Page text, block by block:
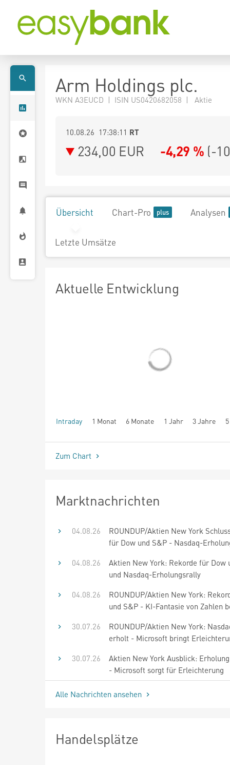
Arm Holdings plc.
WKN A3EUCD | ISIN US0420682058 | Aktie
10.08.26 17:38:11 RT
234,00 EUR -4,29 % (-
Übersicht Chart-Pro Analysen
Letzte Umsätze
Aktuelle Entwicklung
Intraday 1 Monat 6 Monate 1 Jahr 3 Jahre
seit Beginn
Zum Chart
Marktnachrichten
04.08.26
ROUNDUP/Aktien New York
für Dow und S&P - Nasdaq-
04.08.26
Aktien New York: Rekorde für Dow
und Nasdaq-Erholungsrally
04.08.26
ROUNDUP/Aktien New York:
und S&P - KI-Fantasie von Zahlen
30.07.26
ROUNDUP/Aktien New York:
erholt - Microsoft bringt
30.07.26
Aktien New York Ausblick:
- Microsoft sorgt für Erleichterung
Alle Nachrichten ansehen
Handelsplätze